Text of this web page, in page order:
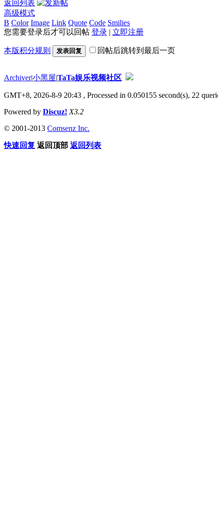
返回列表
高级模式
B Color Image Link Quote Code Smilies
您需要登录后才可以回帖 登录 | 立即注册
本版积分规则 发表回复 回帖后跳转到最后一页
Archiver|小黑屋|TaTa娱乐视频社区
GMT+8, 2026-8-9 20:43 , Processed in 0.050155 second(s), 22
Powered by Discuz! X3.2
© 2001-2013 Comsenz Inc.
快速回复 返回顶部 返回列表